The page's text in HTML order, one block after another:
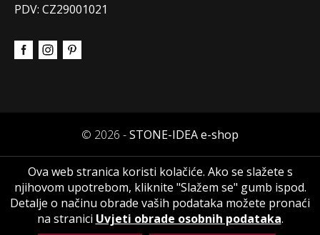
PDV: CZ29001021
© 2026 -STONE-IDEA e-shop
Ova web stranica koristi kolačiće. Ako se slažete s
njihovom upotrebom, kliknite "Slažem se" gumb ispod.
Detalje o načinu obrade vaših podataka možete pronaći
na stranici Uvjeti obrade osobnih podataka.